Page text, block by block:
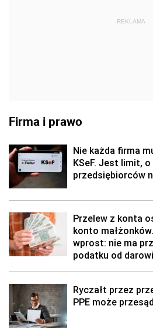
REKLAMA
Firma i prawo
Nie każda firma
KSeF. Jest limit,
przedsiębiorców
Przelew z konta
konto
wprost: nie ma
podatku od
Ryczałt przez
PPE może